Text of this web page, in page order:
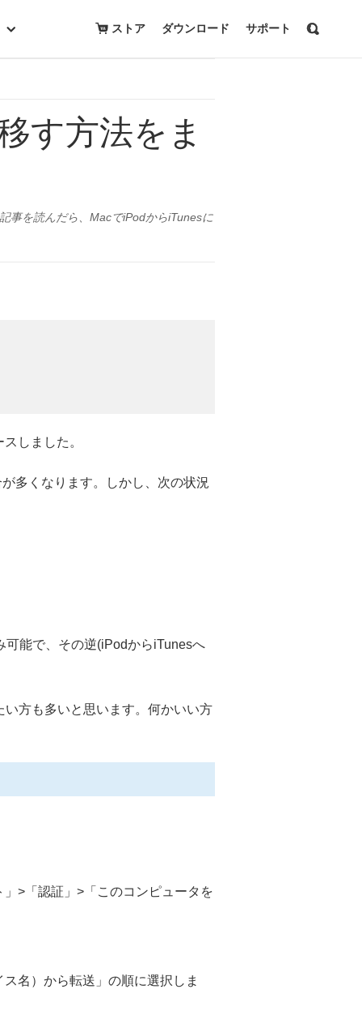
ストア ダウンロード サポート
無料トライアルを開始 購入
す方法をま
事を読んだら、MacでiPodからiTunesに
しました。
多くなります。しかし、次の状況
能で、その逆(iPodからiTunesへ
方も多いと思います。何かいい方
>「認証」>「このコンピュータを
名）から転送」の順に選択しま